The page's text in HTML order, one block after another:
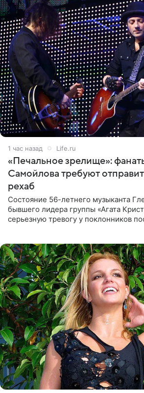
1 час назад Life.ru
«Печальное зрелище»:
Самойлова требуют
рехаб
Состояние 56-летнего музыканта
бывшего лидера группы «Агата
серьезную тревогу у поклонников